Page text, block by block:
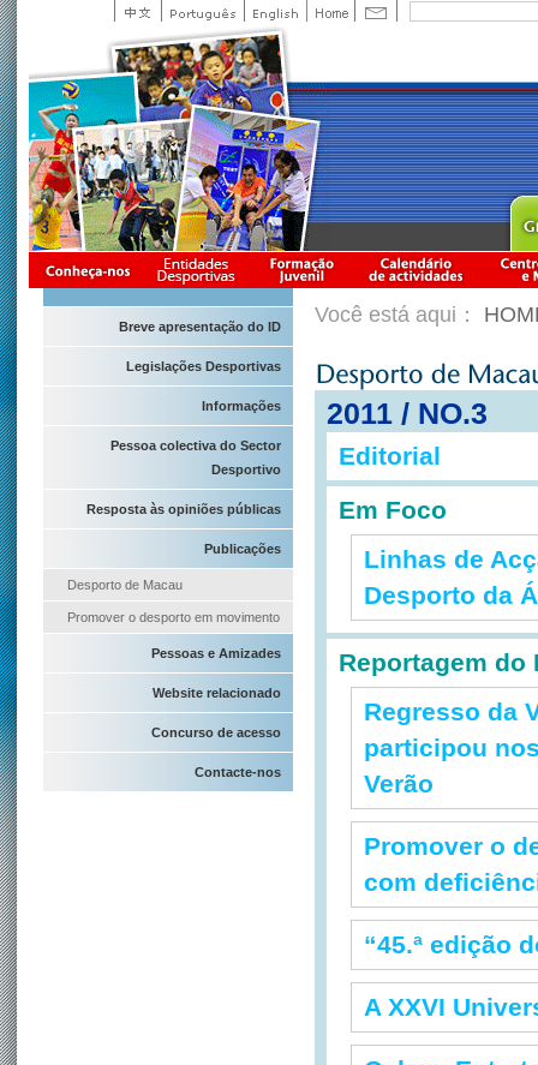
Breve apresentação do ID
Legislações Desportivas
Informações
Pessoa colectiva do Sector
Desportivo
Resposta às opiniões públicas
Publicações
Desporto de Macau
Promover o desporto em movimento
Pessoas e Amizades
Website relacionado
Concurso de acesso
Contacte-nos
Você está aqui：
2011 / NO.3
Editorial
Em Foco
Linhas de
Desporto da
Reportagem do
Regresso da
participou
Verão
Promover o
com
“45.ª edição
A XXVI